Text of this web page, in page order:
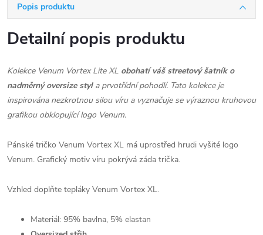
Popis produktu
Detailní popis produktu
Kolekce Venum Vortex Lite XL obohatí váš streetový šatník o
nadměrný oversize styl a prvotřídní pohodlí. Tato kolekce je
inspirována nezkrotnou silou víru a vyznačuje se výraznou kruhovou
grafikou obklopující logo Venum.
Pánské tričko Venum Vortex XL má uprostřed hrudi vyšité logo
Venum. Grafický motiv víru pokrývá záda trička.
Vzhled doplňte tepláky Venum Vortex XL.
Materiál: 95% bavlna, 5% elastan